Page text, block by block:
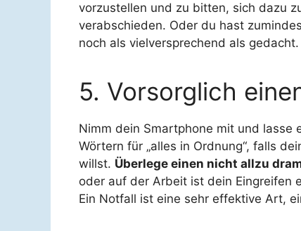
vorzustellen und zu bitten, sich dazu
verabschieden. Oder du hast
noch als vielversprechend als gedacht.
5. Vorsorglich
Nimm dein Smartphone mit und lasse
Wörtern für „alles in Ordnung“, falls
willst. Überlege einen nicht allzu
oder auf der Arbeit ist dein Eingreifen
Ein Notfall ist eine sehr effektive Art,